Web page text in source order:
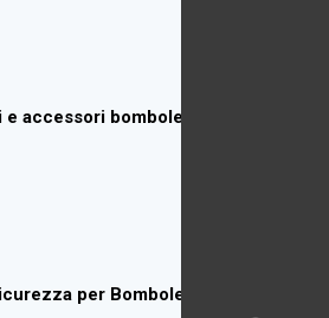
accessori bombole GPL
per Bombole GPL